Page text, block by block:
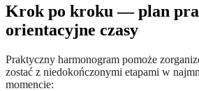
Krok po kroku — plan
orientacyjne czasy
Praktyczny harmonogram pomoże
zostać z niedokończonymi etapami w
momencie: